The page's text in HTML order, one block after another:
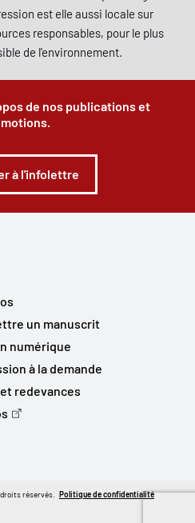
est elle aussi locale sur
responsables, pour le plus
de l'environnement.
de nos publications et
à l'infolettre
un manuscrit
numérique
à la demande
redevances
réservés. Politique de confidentialité